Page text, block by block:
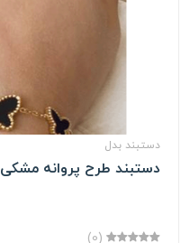
دستبند بدل
دستبند طرح پروانه مشکی
(0)